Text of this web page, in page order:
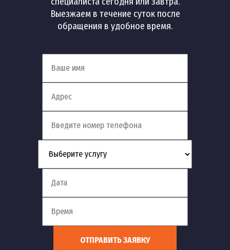
Выезжаем в течение суток после
обращения в удобное время.
ОТПРАВИТЬ ЗАЯВКУ